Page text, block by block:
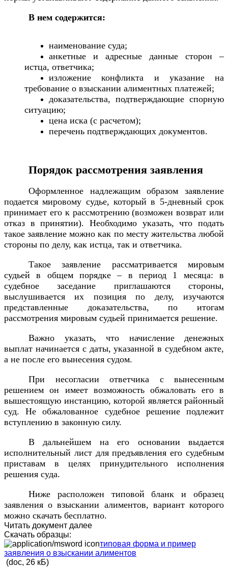
В нем содержится:
наименование суда;
анкетные и адресные данные сторон –
истца, ответчика;
изложение конфликта и указание на
требование о взыскании алиментных платежей;
доказательства, подтверждающие спорную
ситуацию;
цена иска (с расчетом);
перечень подтверждающих документов.
Порядок рассмотрения заявления
Оформленное надлежащим образом заявление
подается мировому судье, который в 5-дневный срок
принимает его к рассмотрению (возможен возврат или
отказ в принятии). Необходимо указать, что подать
такое заявление можно как по месту жительства любой
стороны по делу, как истца, так и ответчика.
Такое заявление рассматривается мировым
судьей в общем порядке – в период 1 месяца: в
судебное заседание приглашаются стороны,
выслушивается их позиция по делу, изучаются
представленные доказательства, по итогам
рассмотрения мировым судьей принимается решение.
Важно указать, что начисление денежных
выплат начинается с даты, указанной в судебном акте,
а не после его вынесения судом.
При несогласии ответчика с вынесенным
решением он имеет возможность обжаловать его в
вышестоящую инстанцию, которой является районный
суд. Не обжалованное судебное решение подлежит
вступлению в законную силу.
В дальнейшем на его основании выдается
исполнительный лист для предъявления его судебным
приставам в целях принудительного исполнения
решения суда.
Ниже расположен типовой бланк и образец
заявления о взыскании алиментов, вариант которого
можно скачать бесплатно.
Читать документ далее
Скачать образцы:
типовая форма и пример
заявления о взыскании алиментов
(doc, 26 кБ)